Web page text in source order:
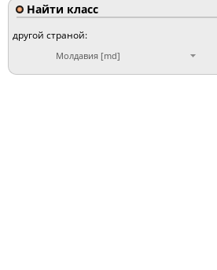
Найти класс
другой страной:
Молдавия [md]